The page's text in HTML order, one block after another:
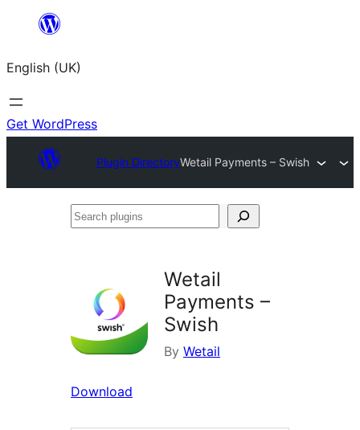
content
English (UK)
Get WordPress
Plugin DirectoryWetail Payments – Swish
Search
Wetail
Payments –
Swish
By Wetail
Download